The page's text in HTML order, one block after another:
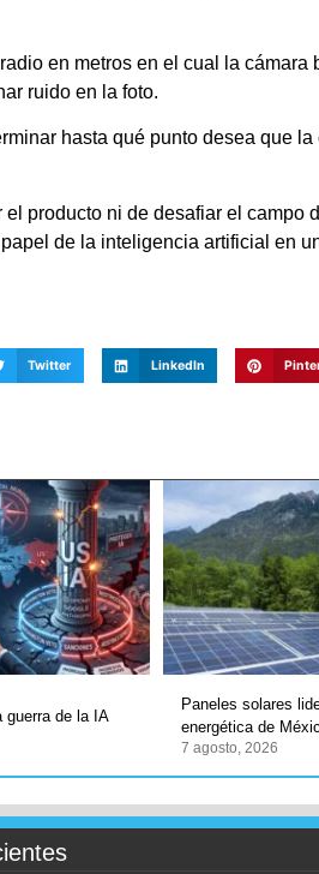
en metros en el cual la cámara
ruido en la foto.
hasta qué punto desea que la
producto ni de desafiar el campo
de la inteligencia artificial en
Twitter LinkedIn
guerra de la IA
Paneles solares
energética de
7 agosto, 2026